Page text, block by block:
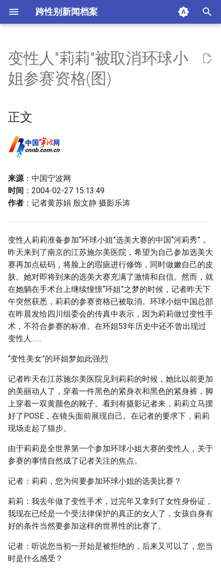
跨性别新闻档案
t
a
z
i
s
e
a
r
c
h
正文
摘要与附加信息
附加信息 [Processed Page
Metadata]
变性人"莉莉"被取消环球小
姐参赛资格(图)
正文
来源：中国宁波网
时间 ：2004-02-27 15:13:49
作者 ：记者黄苏娟 殷文静 摄影乐涛
变性人莉莉准备参加“环球小姐”选美大赛的中国“河莉秀”，
昨天来到了南京的江苏施尔美医院，希望为自己参加选美大
赛再加点砝码，将脸上的瑕疵进行修饰，同时做嫩自己的皮
肤。她对即将到来的选美大赛充满了激情和自信。然而，就
在她躺在手术台上继续憧憬“环姐”之梦的时候，记者昨天下
午突然获悉，莉莉的参赛资格已被取消。环球小姐中国总部
在昨晨发给四川组委会的传真中表示，因为莉莉做过变性手
术，不符合参赛的标准。在环姐53年历史中还不曾出现过
变性人……
“变性美女”的环姐梦如此强烈
记者昨天在江苏施尔美医院见到莉莉的时候，她比以前更加
的美丽动人了，穿着一件黑色的紧身衣和黑色的紧身裤，脚
上穿着一双黄颜色的靴子。看到有摄影记者来，莉莉立马摆
好了POSE，在镜头面前展现自己。在记者的要求下，莉莉
现场走起了猫步。
由于莉莉是全世界第一个参加环球小姐大赛的变性人，关于
参赛的事情自然成了记者关注的焦点。
记者：莉莉，您为何要参加环球小姐的选美比赛？
莉莉：我去年做了变性手术，过完年又拿到了女性身份证，
我现在已经是一个受法律保护的真正的女人了，女孩自身有
好的条件当然要参加这样的世界性的比赛了。
记者：听说您当初一开始是被拒绝的，后来又可以了，您当
时是什么感受？